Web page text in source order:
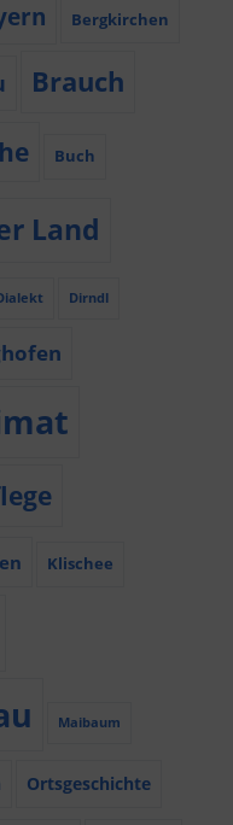
Bergkirchen
Brauch
Buch
Land
Dirndl
Klischee
Maibaum
Ortsgeschichte